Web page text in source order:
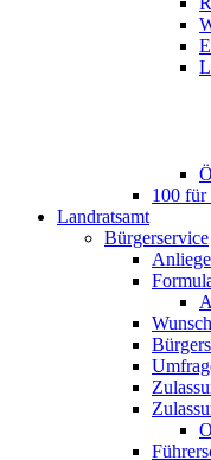
100 für
Landratsamt
Bürgerservice